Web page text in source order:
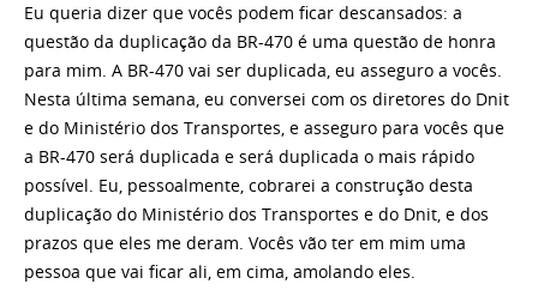
Eu queria dizer que vocês podem ficar descansados: a
questão da duplicação da BR-470 é uma questão de honra
para mim. A BR-470 vai ser duplicada, eu asseguro a vocês.
Nesta última semana, eu conversei com os diretores do Dnit
e do Ministério dos Transportes, e asseguro para vocês que
a BR-470 será duplicada e será duplicada o mais rápido
possível. Eu, pessoalmente, cobrarei a construção desta
duplicação do Ministério dos Transportes e do Dnit, e dos
prazos que eles me deram. Vocês vão ter em mim uma
pessoa que vai ficar ali, em cima, amolando eles.